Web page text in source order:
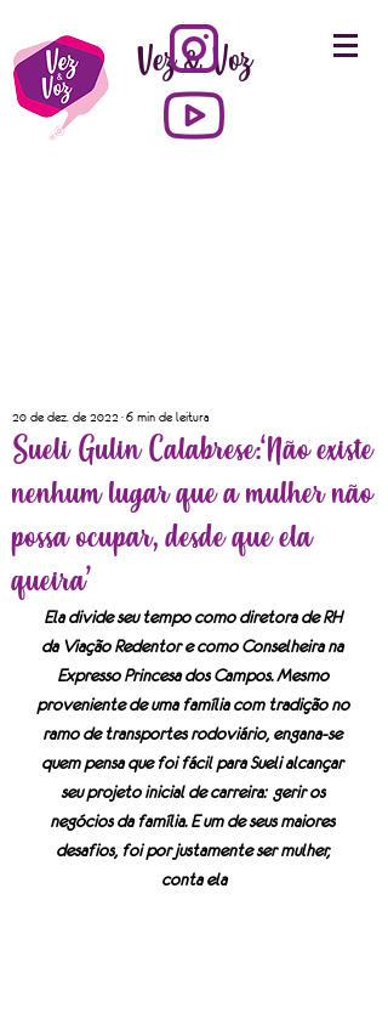
Vez & Voz
Sueli Gulin Calabrese:‘Não existe
nenhum lugar que a mulher não
possa ocupar, desde que ela
queira’
20 de dez. de 2022 6 min de leitura
Ela divide seu tempo como diretora de RH
da Viação Redentor e como Conselheira na
Expresso Princesa dos Campos. Mesmo
proveniente de uma família com tradição no
ramo de transportes rodoviário, engana-se
quem pensa que foi fácil para Sueli alcançar
seu projeto inicial de carreira:  gerir os
negócios da família. E um de seus maiores
desafios, foi por justamente ser mulher,
conta ela